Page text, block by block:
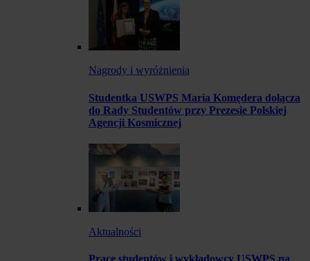
Nagrody i wyróżnienia
Studentka USWPS Maria Komędera dołącza
do Rady Studentów przy Prezesie Polskiej
Agencji Kosmicznej
Aktualności